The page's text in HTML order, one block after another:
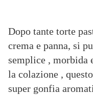
Dopo tante torte
crema e panna, si
semplice , morbida
la colazione ,
super gonfia